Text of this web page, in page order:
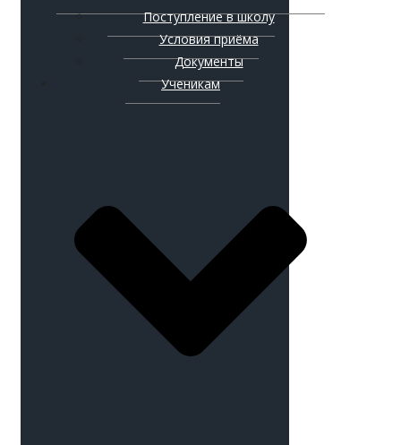
Поступление в школу
Условия приёма
Документы
Ученикам